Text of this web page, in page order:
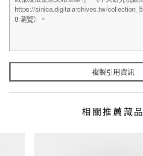
複製引用資訊
相關推薦藏品